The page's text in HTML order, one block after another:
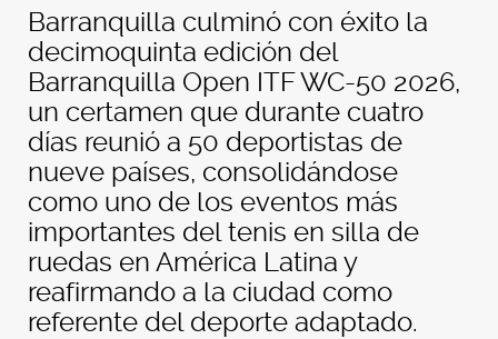
Barranquilla culminó con éxito la
decimoquinta edición del
Barranquilla Open ITF WC-50 2026,
un certamen que durante cuatro
días reunió a 50 deportistas de
nueve países, consolidándose
como uno de los eventos más
importantes del tenis en silla de
ruedas en América Latina y
reafirmando a la ciudad como
referente del deporte adaptado.